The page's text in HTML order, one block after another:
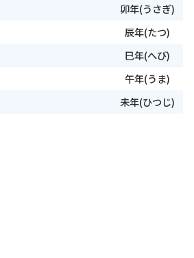
卯年(うさぎ)
辰年(たつ)
巳年(へび)
午年(うま)
未年(ひつじ)